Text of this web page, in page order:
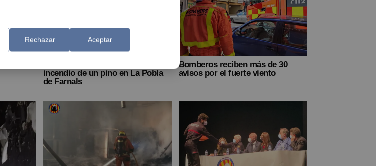
incendio de un pino en La Pobla
de Farnals
Bomberos reciben más de 30
avisos por el fuerte viento
Rechazar Aceptar